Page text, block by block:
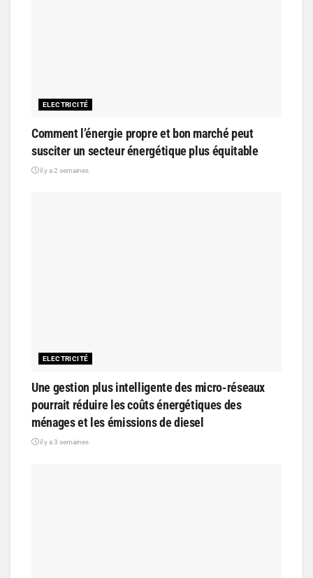
ELECTRICITÉ
Comment l’énergie propre et bon marché peut
susciter un secteur énergétique plus équitable
il y a 2 semaines
ELECTRICITÉ
Une gestion plus intelligente des micro-réseaux
pourrait réduire les coûts énergétiques des
ménages et les émissions de diesel
il y a 3 semaines